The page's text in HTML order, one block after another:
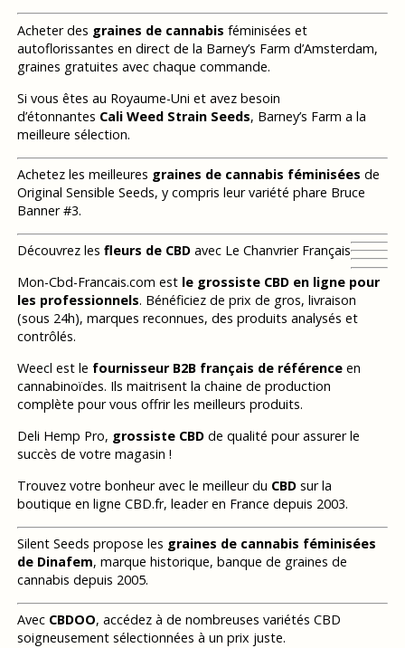
Acheter des graines de cannabis féminisées et
autoflorissantes en direct de la Barney’s Farm d’Amsterdam,
graines gratuites avec chaque commande.
Si vous êtes au Royaume-Uni et avez besoin
d’étonnantes Cali Weed Strain Seeds, Barney’s Farm a la
meilleure sélection.
Achetez les meilleures graines de cannabis féminisées de
Original Sensible Seeds, y compris leur variété phare Bruce
Banner #3.
Découvrez les fleurs de CBDavec Le Chanvrier Français
Mon-Cbd-Francais.com est le grossiste CBD en ligne pour
les professionnels. Bénéficiez de prix de gros, livraison
(sous 24h), marques reconnues, des produits analysés et
contrôlés.
Weecl est le fournisseur B2B français de référenceen
cannabinoïdes. Ils maitrisent la chaine de production
complète pour vous offrir les meilleurs produits.
Deli Hemp Pro, grossiste CBDde qualité pour assurer le
succès de votre magasin !
Trouvez votre bonheur avec le meilleur du CBDsur la
boutique en ligne CBD.fr, leader en France depuis 2003.
Silent Seeds propose les graines de cannabis féminisées
de Dinafem, marque historique, banque de graines de
cannabis depuis 2005.
Avec CBDOO, accédez à de nombreuses variétés CBD
soigneusement sélectionnées à un prix juste.